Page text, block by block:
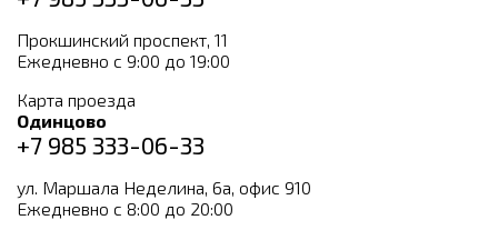
Прокшинский проспект, 11
Ежедневно с 9:00 до 19:00
Карта проезда
Одинцово
+7 985 333-06-33
ул. Маршала Неделина, 6а, офис 910
Ежедневно с 8:00 до 20:00